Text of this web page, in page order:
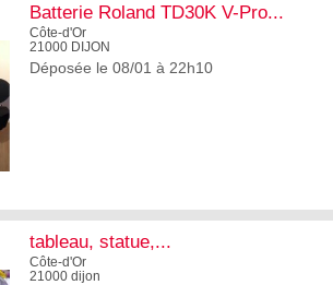
Batterie Roland TD30K V-Pro...
Côte-d'Or
21000 DIJON
Déposée le 08/01 à 22h10
tableau, statue,...
Côte-d'Or
21000 dijon